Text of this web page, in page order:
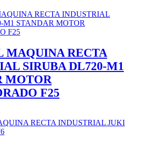
MAQUINA RECTA
SIRUBA DL720-M1
MOTOR
F25